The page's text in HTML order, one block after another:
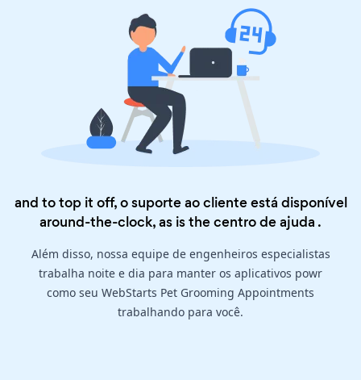
and to top it off, o suporte ao cliente está disponível
around-the-clock, as is thecentro de ajuda .
Além disso, nossa equipe de engenheiros especialistas
trabalha noite e dia para manter os aplicativos powr
como seu WebStarts Pet Grooming Appointments
trabalhando para você.